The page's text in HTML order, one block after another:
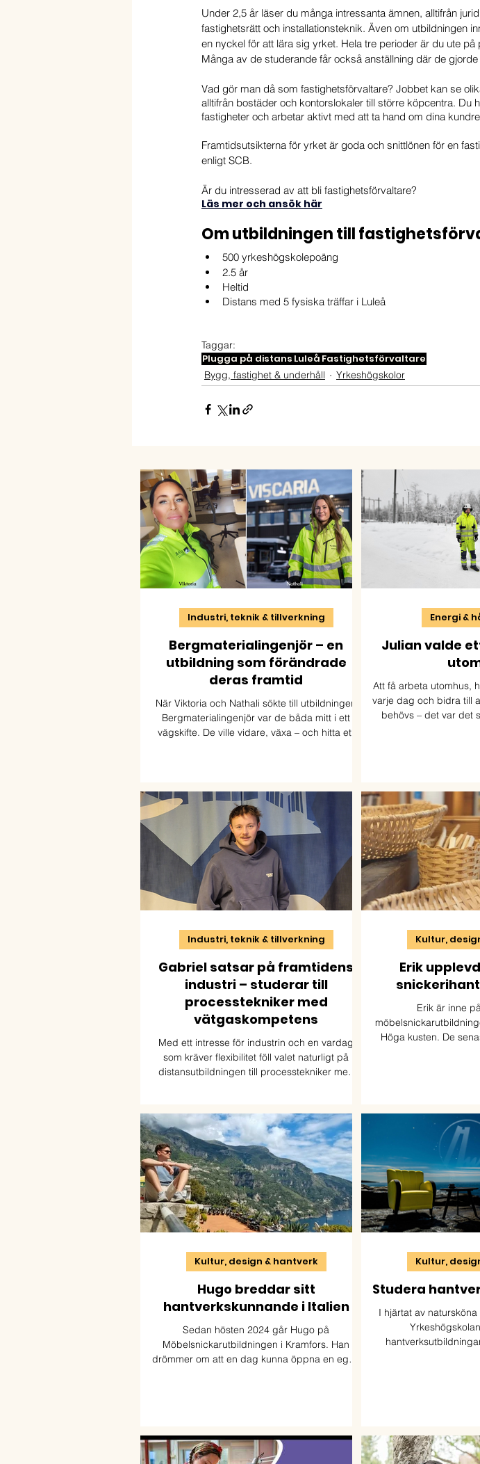
Under 2,5 år läser du många intressanta ämnen, alltifrån
fastighetsrätt och installationsteknik. Även om utbildningen
en nyckel för att lära sig yrket. Hela tre perioder är du ute
Många av de studerande får också anställning där de
Vad gör man då som fastighetsförvaltare? Jobbet kan se
alltifrån bostäder och kontorslokaler till större köpcentra. Du
fastigheter och arbetar aktivt med att ta hand om dina
Framtidsutsikterna för yrket är goda och snittlönen för en
enligt SCB.
Är du intresserad av att bli fastighetsförvaltare?
Läs mer och ansök här
Om utbildningen till
500 yrkeshögskolepoäng
2.5 år
Heltid
Distans med 5 fysiska träffar i Luleå
Taggar:
Plugga på distans Luleå Fastighetsförvaltare
Bygg, fastighet & underhåll Yrkeshögskolor
Bergmaterialingenjör – en
utbildning som förändrade
deras framtid
När Viktoria och Nathali sökte till utbildningen
Bergmaterialingenjör var de båda mitt i ett
vägskifte. De ville vidare, växa – och hitta ett
arbetar båda inom branschen.
Industri, teknik & tillverkning
Julian valde
Att få arbeta utomhus,
varje dag och bidra till
behövs – det var det
Energi &
Gabriel satsar på framtidens
industri – studerar till
processtekniker med
vätgaskompetens
Med ett intresse för industrin och en vardag
som kräver flexibilitet föll valet naturligt på
distansutbildningen till processtekniker med
framtida möjligheter inom den gröna industrin.
Industri, teknik & tillverkning
Erik
Erik är inne
Höga kusten. De
Kultur,
Hugo breddar sitt
hantverkskunnande i Italien
Sedan hösten 2024 går Hugo på
Möbelsnickarutbildningen i Kramfors. Han
drömmer om att en dag kunna öppna en egen
Kultur, design & hantverk
Studera
I hjärtat av
Kultur,